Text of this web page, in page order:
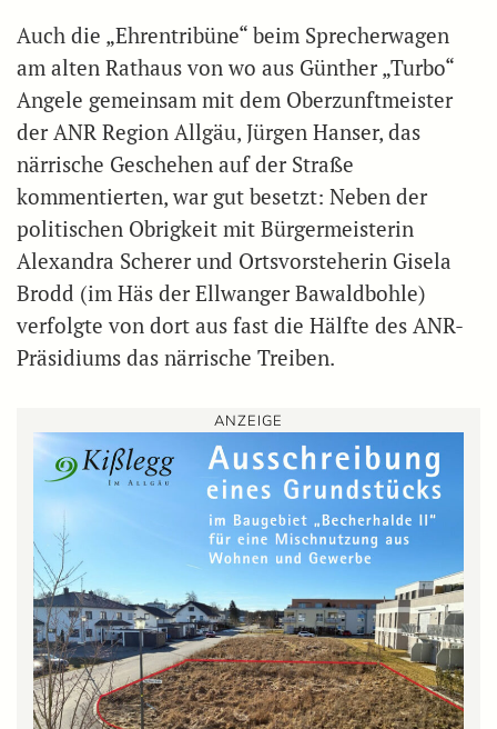
Auch die „Ehrentribüne“ beim Sprecherwagen
am alten Rathaus von wo aus Günther „Turbo“
Angele gemeinsam mit dem Oberzunftmeister
der ANR Region Allgäu, Jürgen Hanser, das
närrische Geschehen auf der Straße
kommentierten, war gut besetzt: Neben der
politischen Obrigkeit mit Bürgermeisterin
Alexandra Scherer und Ortsvorsteherin Gisela
Brodd (im Häs der Ellwanger Bawaldbohle)
verfolgte von dort aus fast die Hälfte des ANR-
Präsidiums das närrische Treiben.
ANZEIGE